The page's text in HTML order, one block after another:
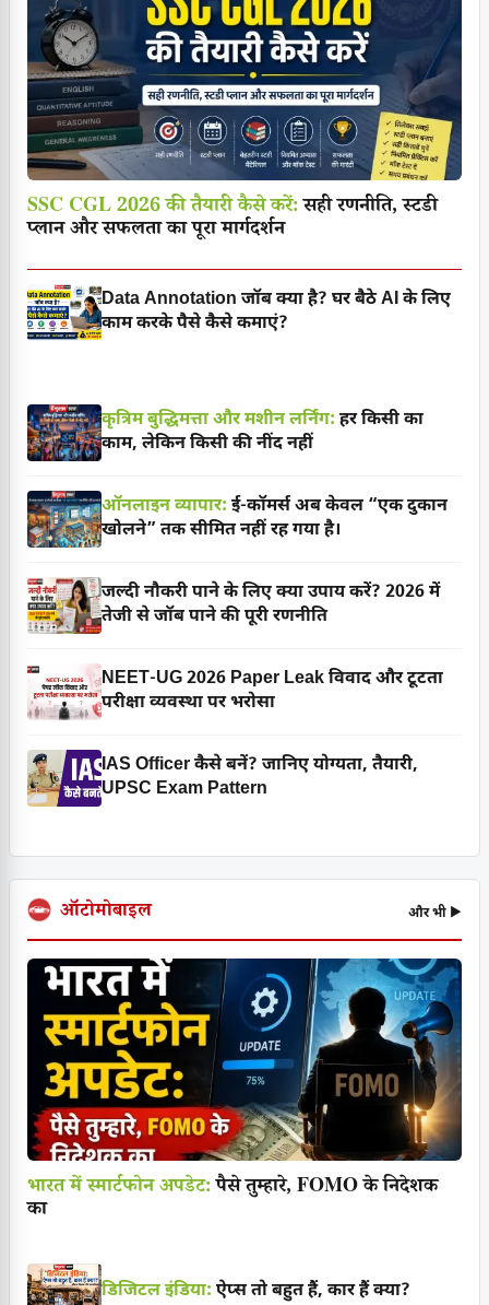
SSC CGL 2026 की तैयारी कैसे करें:सही रणनीति, स्टडी
प्लान और सफलता का पूरा मार्गदर्शन
Data Annotation जॉब क्या है? घर बैठे AI के लिए
काम करके पैसे कैसे कमाएं?
कृत्रिम बुद्धिमत्ता और मशीन लर्निंग: हर किसी का
काम, लेकिन किसी की नींद नहीं
ऑनलाइन व्यापार: ई-कॉमर्स अब केवल “एक दुकान
खोलने” तक सीमित नहीं रह गया है।
जल्दी नौकरी पाने के लिए क्या उपाय करें? 2026 में
तेजी से जॉब पाने की पूरी रणनीति
NEET-UG 2026 Paper Leak विवाद और टूटता
परीक्षा व्यवस्था पर भरोसा
IAS Officer कैसे बनें? जानिए योग्यता, तैयारी,
UPSC Exam Pattern
ऑटोमोबाइल और भी ▶
भारत में स्मार्टफोन अपडेट:पैसे तुम्हारे, FOMO के निदेशक
का
डिजिटल इंडिया: ऐप्स तो बहुत हैं, कार हैं क्या?